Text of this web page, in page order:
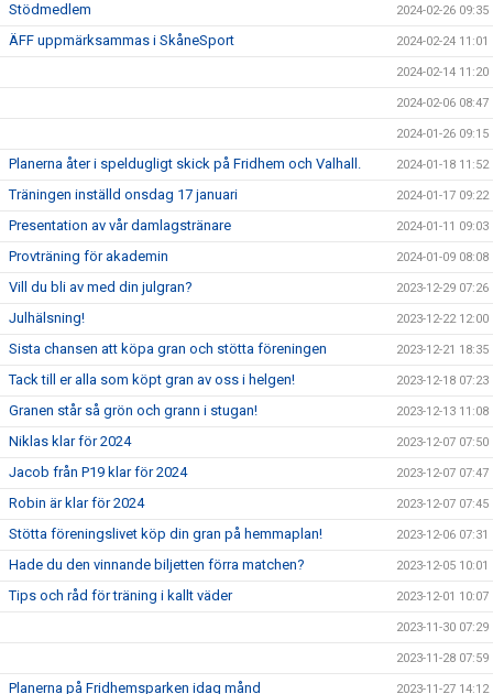
Stödmedlem 2024-02-26 09:35
ÄFF uppmärksammas i SkåneSport 2024-02-24 11:01
2024-02-14 11:20
2024-02-06 08:47
2024-01-26 09:15
Planerna åter i speldugligt skick på Fridhem och Valhall. 2024-01-18 11:52
Träningen inställd onsdag 17 januari 2024-01-17 09:22
Presentation av vår damlagstränare 2024-01-11 09:03
Provträning för akademin 2024-01-09 08:08
Vill du bli av med din julgran? 2023-12-29 07:26
Julhälsning! 2023-12-22 12:00
Sista chansen att köpa gran och stötta föreningen 2023-12-21 18:35
Tack till er alla som köpt gran av oss i helgen! 2023-12-18 07:23
Granen står så grön och grann i stugan! 2023-12-13 11:08
Niklas klar för 2024 2023-12-07 07:50
Jacob från P19 klar för 2024 2023-12-07 07:47
Robin är klar för 2024 2023-12-07 07:45
Stötta föreningslivet köp din gran på hemmaplan! 2023-12-06 07:31
Hade du den vinnande biljetten förra matchen? 2023-12-05 10:01
Tips och råd för träning i kallt väder 2023-12-01 10:07
2023-11-30 07:29
2023-11-28 07:59
Planerna på Fridhemsparken idag månd 2023-11-27 14:12